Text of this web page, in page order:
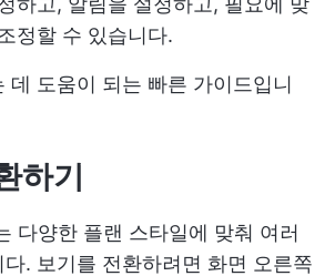
정할 수 있습니다.
데 도움이 되는 빠른 가이드입니
하기
다양한 플랜 스타일에 맞춰 여러
다. 보기를 전환하려면 화면 오른쪽